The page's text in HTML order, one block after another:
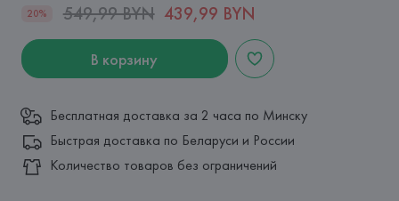
20% 549,99 BYN 439,99 BYN
В корзину
Бесплатная доставка за 2 часа по Минску
Быстрая доставка по Беларуси и России
Количество товаров без ограничений